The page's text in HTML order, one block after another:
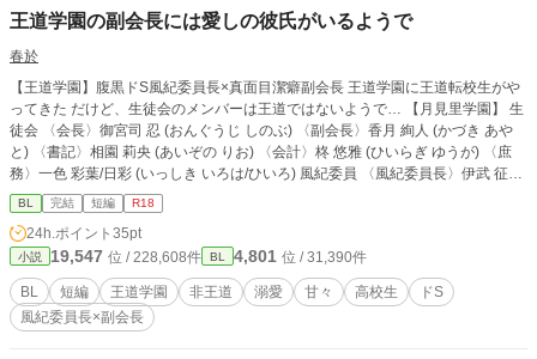
王道学園の副会長には愛しの彼氏がいるようで
春於
【王道学園】腹黒ドS風紀委員長×真面目潔癖副会長 王道学園に王道転校生がや
ってきた だけど、生徒会のメンバーは王道ではないようで… 【月見里学園】 生
徒会 〈会長〉御宮司 忍 (おんぐうじ しのぶ) 〈副会長〉香月 絢人 (かづき あや
と) 〈書記〉相園 莉央 (あいぞの りお) 〈会計〉柊 悠雅 (ひいらぎ ゆうが) 〈庶
務〉一色 彩葉/日彩 (いっしき いろは/ひいろ) 風紀委員 〈風紀委員長〉伊武 征太
郎 (いぶ せいたろう) 王道転校生 浅見翔大 (あさみ しょうた) ※他サイトにも掲
載しています
BL 完結 短編 R18
24h.ポイント 35pt
小説 19,547 位 / 228,608件 BL 4,801 位 / 31,390件
BL 短編 王道学園 非王道 溺愛 甘々 高校生
ドS
風紀委員長×副会長